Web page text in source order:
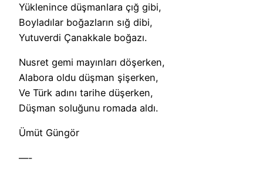
Yüklenince düşmanlara çığ gibi,
Boyladılar boğazların sığ dibi,
Yutuverdi Çanakkale boğazı.
Nusret gemi mayınları döşerken,
Alabora oldu düşman şişerken,
Ve Türk adını tarihe düşerken,
Düşman soluğunu romada aldı.
Ümüt Güngör
—-